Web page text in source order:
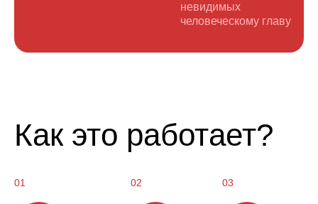
невидимых
человеческому главу
Как это работает?
01 02 03